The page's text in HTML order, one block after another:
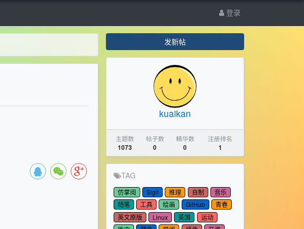
登录
发新帖
kuaikan
主题数
1073
帖子数
0
精华数
0
注册排名
1
TAG
仿掌阅 Sigil 推理 自制
音乐
随笔
工具 绘画 GitHub
青春
英文原版
Linux 英国
运动